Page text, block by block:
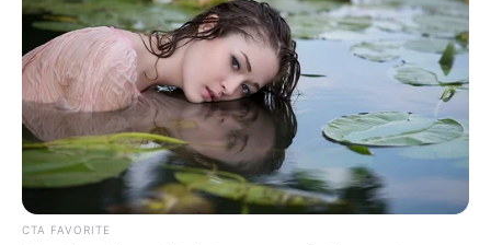
Tenemos todas las noticias que le
interesan. Para estar bien informado, por
favor, active las notificaciones de Alerta.
ACTIVAR AHORA
CTA FAVORITE